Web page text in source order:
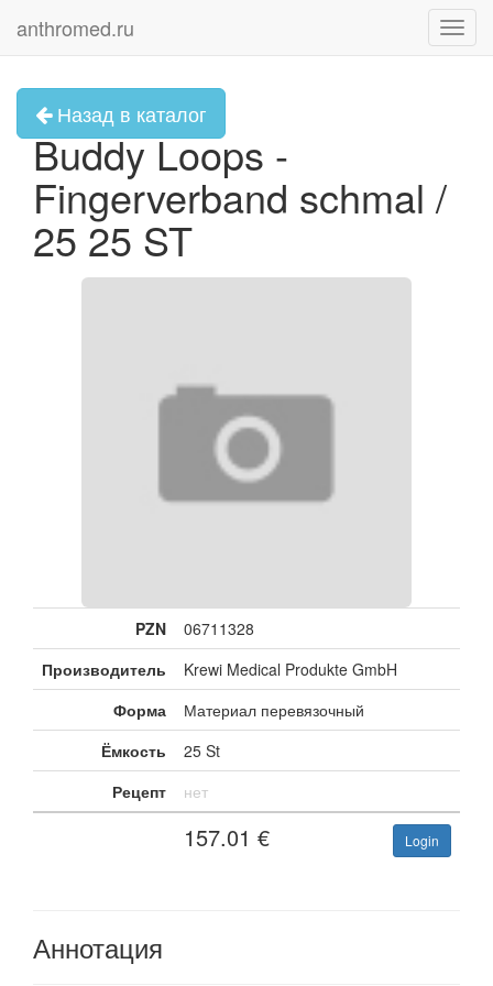
anthromed.ru
Назад в каталог
Buddy Loops -
Fingerverband schmal /
25 25 ST
PZN
06711328
Производитель
Krewi Medical Produkte GmbH
Форма
Материал перевязочный
Ёмкость
25 St
Рецепт
нет
157.01 € Login
Аннотация